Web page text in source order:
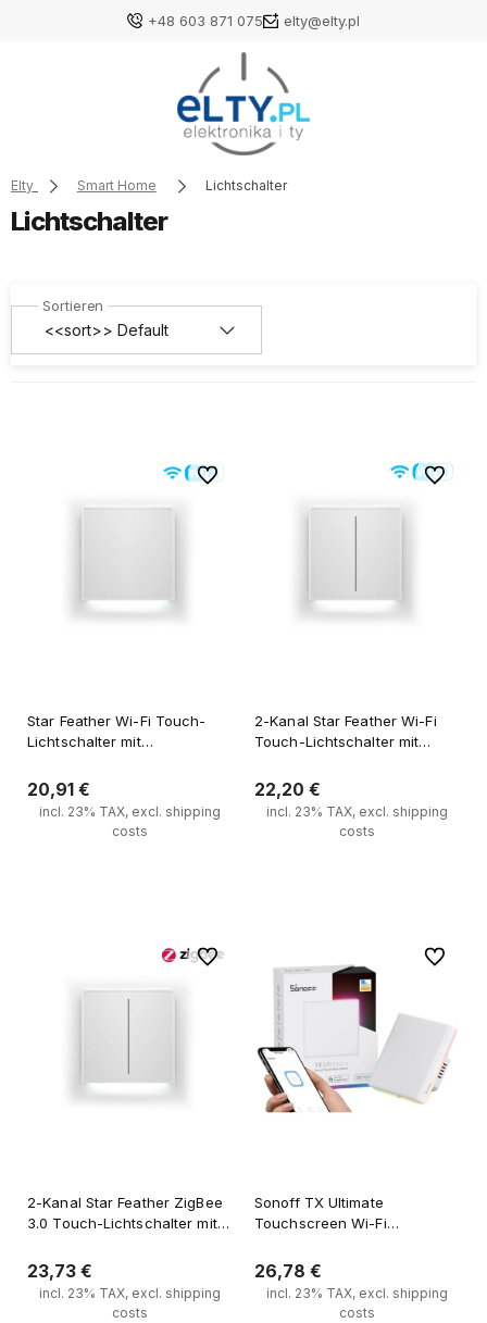
+48 603 871 075 elty@elty.pl
Elty Smart Home Lichtschalter
Lichtschalter
Star Feather Wi-Fi Touch-
Lichtschalter mit
20,91 €
incl. 23% TAX, excl. shipping
costs
Zu Favoriten
2-Kanal Star Feather Wi-Fi
Touch-Lichtschalter mit
22,20 €
incl. 23% TAX, excl. shipping
costs
Zu
2-Kanal Star Feather ZigBee
3.0 Touch-Lichtschalter mit
23,73 €
incl. 23% TAX, excl. shipping
costs
Zu Favoriten
Sonoff TX Ultimate
Touchscreen Wi-Fi
26,78 €
incl. 23% TAX, excl. shipping
costs
Zu